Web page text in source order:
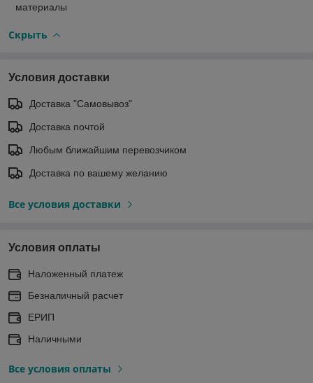
материалы
Скрыть
Условия доставки
Доставка "Самовывоз"
Доставка почтой
Любым ближайшим перевозчиком
Доставка по вашему желанию
Все условия доставки
Условия оплаты
Наложенный платеж
Безналичный расчет
ЕРИП
Наличными
Все условия оплаты